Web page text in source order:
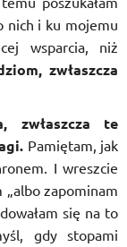
nich i ku mojemu
wsparcia, niż
zwłaszcza
zwłaszcza te
Pamiętam, jak
I wreszcie
zapominam
się na to
gdy stopami